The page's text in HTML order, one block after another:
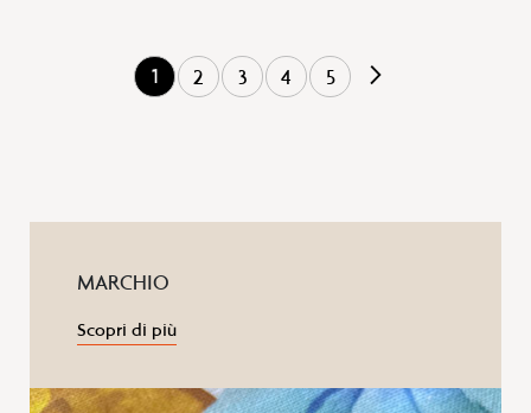
Pagina
Attualmente stai leggendo la pagina
1 Pagina
2 Pagina
3 Pagina
4 Pagina
5
MARCHIO
Scopri di più